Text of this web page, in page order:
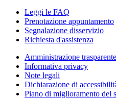
Leggi le FAQ
Prenotazione appuntamento
Segnalazione disservizio
Richiesta d'assistenza
Amministrazione trasparente
Informativa privacy
Note legali
Dichiarazione di
Piano di miglioramento del